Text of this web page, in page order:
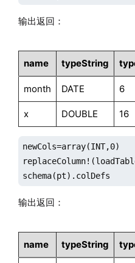
输出返回：
name typeString
month DATE 6
x DOUBLE 16
newCols=array(INT,0)
schema(pt).colDefs
输出返回：
name typeString